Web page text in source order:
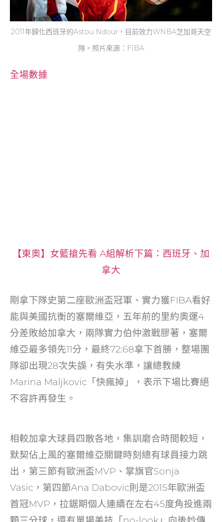
2011年歸化西班牙的Astou Ndour，目前效力WNBA芝加哥天空
隊。照片來源：FIBA
全場數據
【東奧】女籃搶先看 A組解析下篇：西班牙、加
拿大
剛拿下隊史第二座歐洲盃冠軍、實力獲FIBA看好
能與美國抗衡的塞爾維亞，五年前的里約奧運4
分差敗給加拿大，兩隊實力伯仲激戰膠著，塞爾
維亞最多領先11分，最終72:68拿下首勝，整場團
隊卻出現28次失誤，有失水準，讓總教練
Marina Maljkovic「快瘋掉」，表示下場比賽絕
不容許再發生。
相較加拿大球員四散各地，集訓磨合時間較短，
默契佔上風的塞爾維亞關鍵時刻總有球員接力跳
出，第三節有歐洲盃MVP、掌旗官Sonja
Vasic，第四節Ana Dabovic則是2015年歐洲盃
首冠MVP，拉鋸期個人連續在左右45度角投進兩